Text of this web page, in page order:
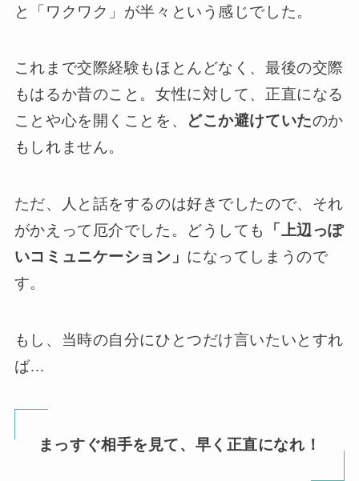
と「ワクワク」が半々という感じでした。
これまで交際経験もほとんどなく、最後の交際
もはるか昔のこと。女性に対して、正直になる
ことや心を開くことを、
どこか避けていたのか
もしれません。
ただ、人と話をするのは好きでしたので、それ
がかえって厄介でした。どうしても
「上辺っぽ
いコミュニケーション」 になってしまうので
す。
もし、当時の自分にひとつだけ言いたいとすれ
ば…
まっすぐ相手を見て、早く正直になれ！